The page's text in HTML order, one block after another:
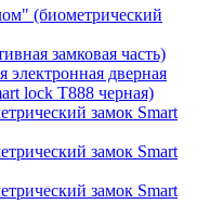
(биометрический
замковая часть)
электронная дверная
lock T888 черная)
замок Smart
замок Smart
замок Smart